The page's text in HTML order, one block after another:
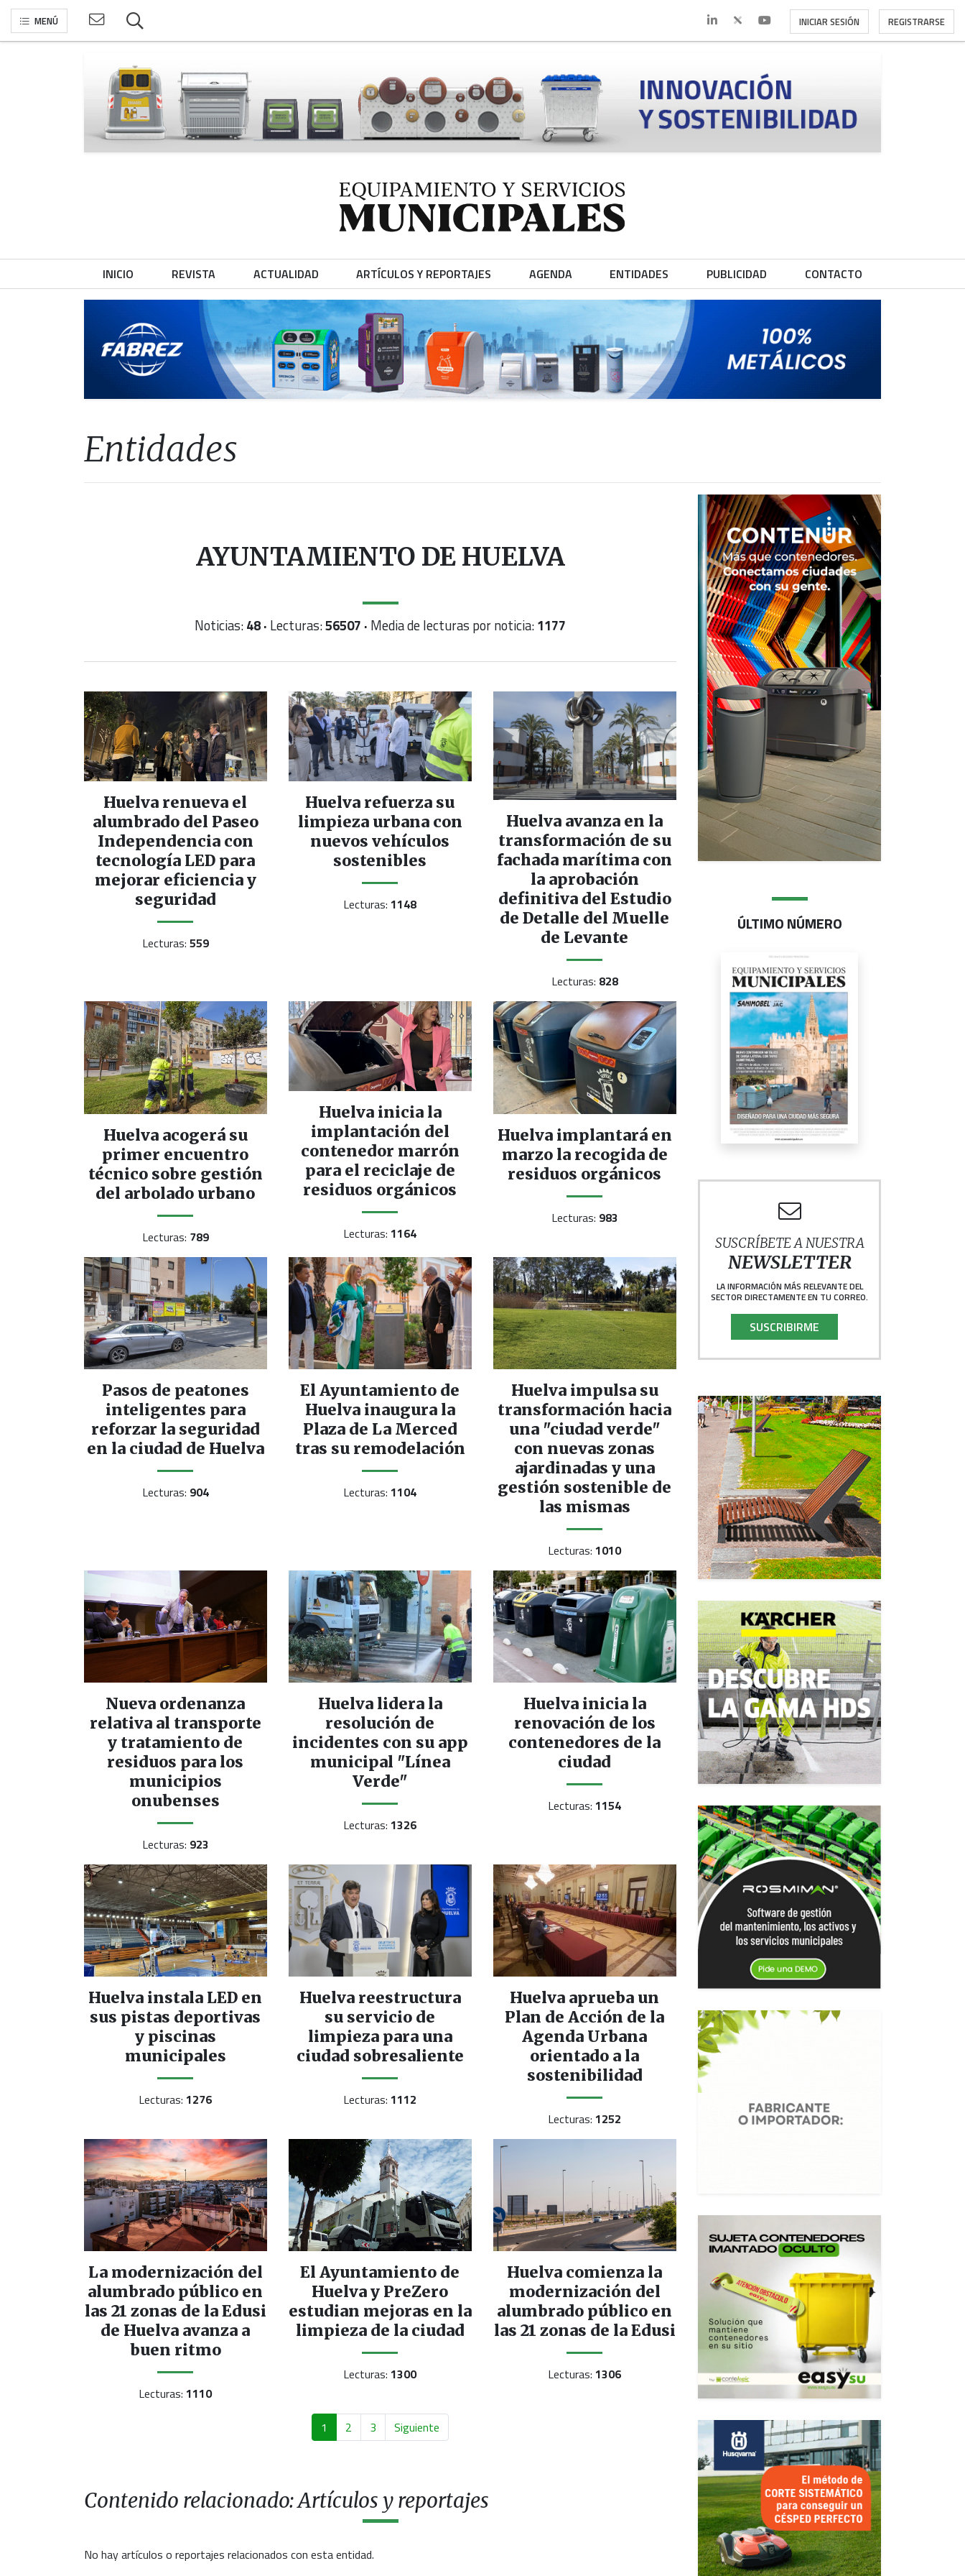
MENÚ INICIAR SESIÓN REGISTRARSE
INICIO REVISTA ACTUALIDAD ARTÍCULOS Y REPORTAJES AGENDA ENTIDADES PUBLICIDAD CONTACTO
Entidades
AYUNTAMIENTO DE HUELVA
Noticias:48 · Lecturas:56507 · Media de lecturas por noticia:1177
Huelva renueva el
alumbrado del Paseo
Independencia con
tecnología LED para
mejorar eficiencia y
seguridad
Lecturas: 559
Huelva refuerza su
limpieza urbana con
nuevos vehículos
sostenibles
Lecturas:1148
Huelva avanza en la
transformación de su
fachada marítima con
la aprobación
definitiva del Estudio
de Detalle del Muelle
de Levante
Lecturas: 828
Huelva acogerá su
primer encuentro
técnico sobre gestión
del arbolado urbano
Lecturas: 789
Huelva inicia la
implantación del
contenedor marrón
para el reciclaje de
residuos orgánicos
Lecturas:1164
Huelva implantará en
marzo la recogida de
residuos orgánicos
Lecturas: 983
Pasos de peatones
inteligentes para
reforzar la seguridad
en la ciudad de Huelva
Lecturas: 904
El Ayuntamiento de
Huelva inaugura la
Plaza de La Merced
tras su remodelación
Lecturas:1104
Huelva impulsa su
transformación hacia
una "ciudad verde"
con nuevas zonas
ajardinadas y una
gestión sostenible de
las mismas
Lecturas:1010
Nueva ordenanza
relativa al transporte
y tratamiento de
residuos para los
municipios
onubenses
Lecturas: 923
Huelva lidera la
resolución de
incidentes con su app
municipal "Línea
Verde"
Lecturas:1326
Huelva inicia la
renovación de los
contenedores de la
ciudad
Lecturas:1154
Huelva instala LED en
sus pistas deportivas
y piscinas
municipales
Lecturas:1276
Huelva reestructura
su servicio de
limpieza para una
ciudad sobresaliente
Lecturas:1112
Huelva aprueba un
Plan de Acción de la
Agenda Urbana
orientado a la
sostenibilidad
Lecturas:1252
La modernización del
alumbrado público en
las 21 zonas de la Edusi
de Huelva avanza a
buen ritmo
Lecturas:1110
El Ayuntamiento de
Huelva y PreZero
estudian mejoras en la
limpieza de la ciudad
Lecturas:1300
Huelva comienza la
modernización del
alumbrado público en
las 21 zonas de la Edusi
Lecturas:1306
1 2 3 Siguiente
Contenido relacionado: Artículos y reportajes
No hay artículos o reportajes relacionados con esta entidad.
ÚLTIMO NÚMERO
SUSCRÍBETE A NUESTRA
NEWSLETTER
LA INFORMACIÓN MÁS RELEVANTE DEL
SECTOR DIRECTAMENTE EN TU CORREO.
SUSCRIBIRME